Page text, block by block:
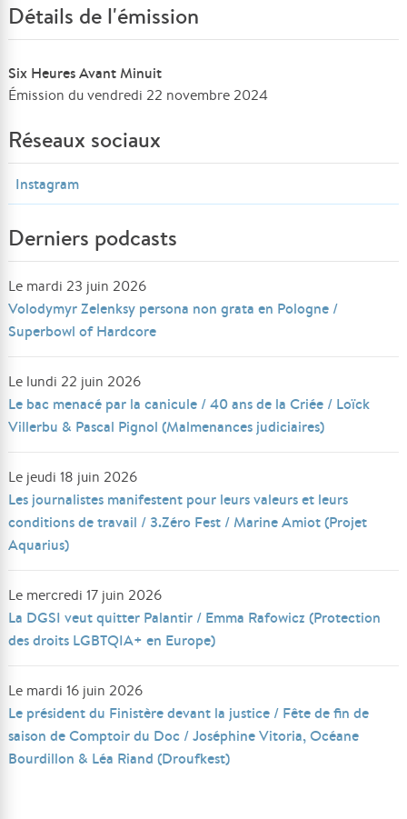
Détails de l'émission
Six Heures Avant Minuit
Émission du vendredi 22 novembre 2024
Réseaux sociaux
Instagram
Derniers podcasts
Le mardi 23 juin 2026
Volodymyr Zelenksy persona non grata en Pologne /
Superbowl of Hardcore
Le lundi 22 juin 2026
Le bac menacé par la canicule / 40 ans de la Criée / Loïck
Villerbu & Pascal Pignol (Malmenances judiciaires)
Le jeudi 18 juin 2026
Les journalistes manifestent pour leurs valeurs et leurs
conditions de travail / 3.Zéro Fest / Marine Amiot (Projet
Aquarius)
Le mercredi 17 juin 2026
La DGSI veut quitter Palantir / Emma Rafowicz (Protection
des droits LGBTQIA+ en Europe)
Le mardi 16 juin 2026
Le président du Finistère devant la justice / Fête de fin de
saison de Comptoir du Doc / Joséphine Vitoria, Océane
Bourdillon & Léa Riand (Droufkest)